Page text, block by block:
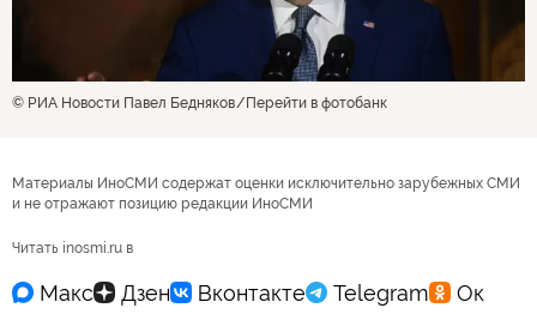
© РИА Новости Павел Бедняков Перейти в фотобанк
Материалы ИноСМИ содержат оценки исключительно зарубежных СМИ
и не отражают позицию редакции ИноСМИ
Читать inosmi.ru в